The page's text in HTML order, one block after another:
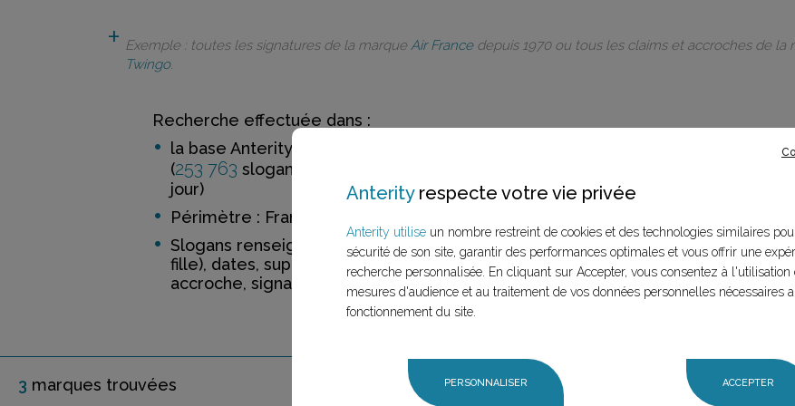
Exemple : toutes les signatures de la marque Air Francedepuis 1970 ou tous les claims et accroches de la
Twingo.
Recherche effectuée dans :
la base Anterity
(253 763 slogans de
jour)
Périmètre : France
Slogans renseignés incluant marque (mère et
fille), dates, support, distinction claim,
accroche, signature
LANCER LA RECHERCHE
3 marques trouvées
Anterityrespecte votre vie privée
Anterity utilise un nombre restreint de cookies et des technologies similaires
sécurité de son site, garantir des performances optimales et vous offrir une
recherche personnalisée. En cliquant sur Accepter, vous consentez à l'utilisation
mesures d'audience et au traitement de vos données personnelles nécessaires
fonctionnement du site.
PERSONNALISER ACCEPTER